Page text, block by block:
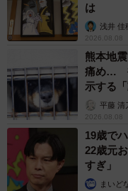
は
浅井 佳
2026.08.08
熊本地
痛め…
示する
平藤 清
2026.08.08
19歳で
22歳元
すぎ」
まいど